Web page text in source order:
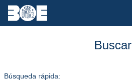
Buscar
Búsqueda rápida: